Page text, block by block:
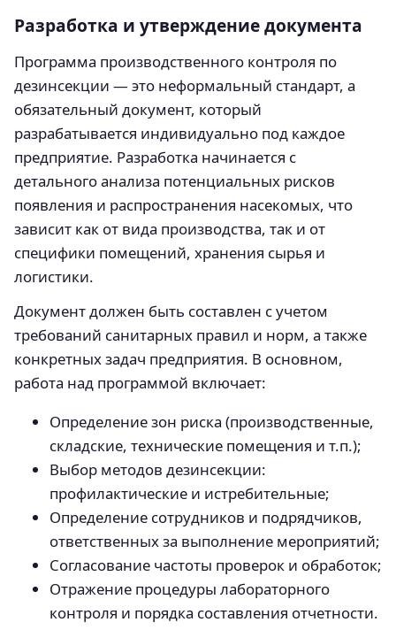
Разработка и утверждение документа
Программа производственного контроля по
дезинсекции — это неформальный стандарт, а
обязательный документ, который
разрабатывается индивидуально под каждое
предприятие. Разработка начинается с
детального анализа потенциальных рисков
появления и распространения насекомых, что
зависит как от вида производства, так и от
специфики помещений, хранения сырья и
логистики.
Документ должен быть составлен с учетом
требований санитарных правил и норм, а также
конкретных задач предприятия. В основном,
работа над программой включает:
Определение зон риска (производственные,
складские, технические помещения и т.п.);
Выбор методов дезинсекции:
профилактические и истребительные;
Определение сотрудников и подрядчиков,
ответственных за выполнение мероприятий;
Согласование частоты проверок и обработок;
Отражение процедуры лабораторного
контроля и порядка составления отчетности.